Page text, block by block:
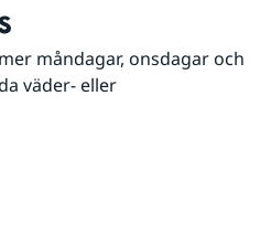
måndagar, onsdagar och
väder- eller